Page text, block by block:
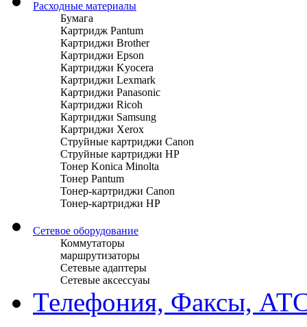
Расходные материалы
Бумага
Картридж Pantum
Картриджи Brother
Картриджи Epson
Картриджи Kyocera
Картриджи Lexmark
Картриджи Panasonic
Картриджи Ricoh
Картриджи Samsung
Картриджи Xerox
Струйные картриджи Canon
Струйные картриджи HP
Тонер Konica Minolta
Тонер Pantum
Тонер-картриджи Canon
Тонер-картриджи HP
Сетевое оборудование
Коммутаторы
маршрутизаторы
Сетевые адаптеры
Сетевые аксессуаы
Телефония, Факсы,